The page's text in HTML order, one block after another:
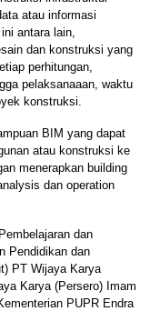
atau informasi
antara lain,
dan konstruksi yang
perhitungan,
pelaksanaaan, waktu
konstruksi.
BIM yang dapat
atau konstruksi ke
menerapkan building
dan operation
dan
Pendidikan dan
PT Wijaya Karya
Karya (Persero) Imam
PUPR Endra